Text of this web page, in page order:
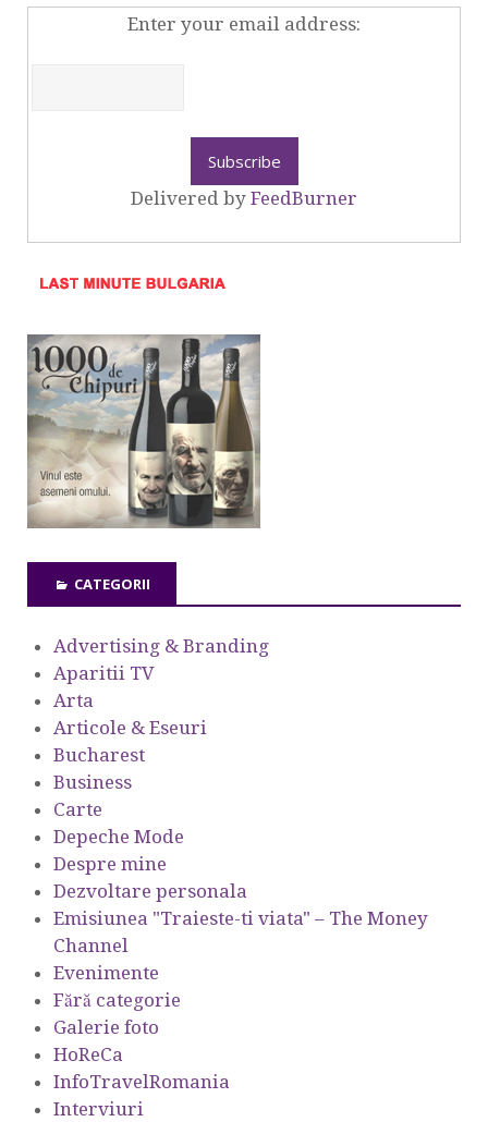
Enter your email address:
Delivered by FeedBurner
CATEGORII
Advertising & Branding
Aparitii TV
Arta
Articole & Eseuri
Bucharest
Business
Carte
Depeche Mode
Despre mine
Dezvoltare personala
Emisiunea "Traieste-ti viata" – The Money
Channel
Evenimente
Fără categorie
Galerie foto
HoReCa
InfoTravelRomania
Interviuri